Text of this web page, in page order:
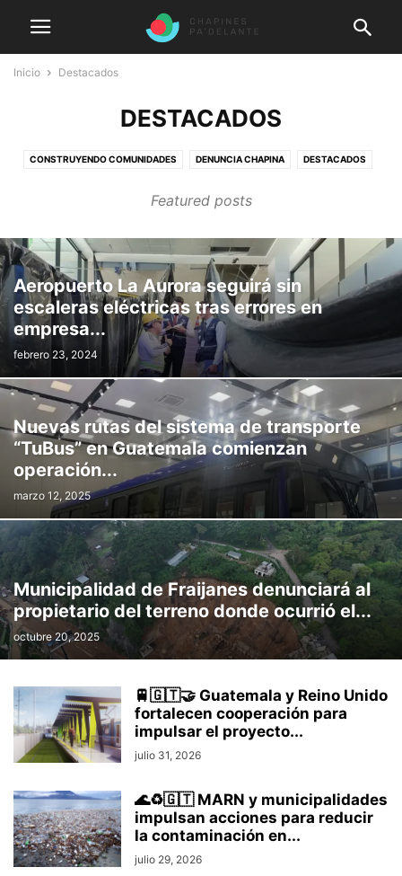
Inicio Destacados
DESTACADOS
CONSTRUYENDO COMUNIDADES DENUNCIA CHAPINA DESTACADOS
LA VOZ DEL MIGRANTE NOTICHAPINES
Featured posts
Aeropuerto La Aurora seguirá sin
escaleras eléctricas tras errores en
empresa...
febrero 23, 2024
Nuevas rutas del sistema de transporte
“TuBus” en Guatemala comienzan
operación...
marzo 12, 2025
Municipalidad de Fraijanes denunciará al
propietario del terreno donde ocurrió el...
octubre 20, 2025
🚆🇬🇹🤝 Guatemala y Reino Unido
fortalecen cooperación para
impulsar el proyecto...
julio 31, 2026
🌊♻️🇬🇹 MARN y municipalidades
impulsan acciones para reducir
la contaminación en...
julio 29, 2026